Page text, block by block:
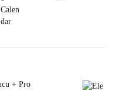
+ Pro